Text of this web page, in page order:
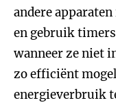
andere
en gebruik
wanneer ze niet
zo efficiënt
energieverbruik